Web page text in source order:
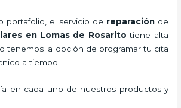
portafolio, el servicio de reparación de
en Lomas de Rosarito tiene alta
tenemos la opción de programar tu cita
a tiempo.
en cada uno de nuestros productos y